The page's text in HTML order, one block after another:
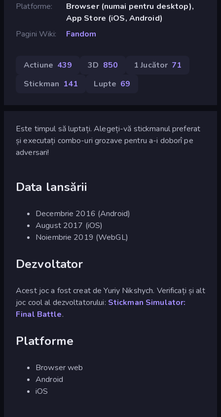
Platforme
Browser (numai pentru desktop),
App Store (iOS, Android)
Pagini Wiki
Fandom
Actiune 439 3D 850 1 Jucător 71
Stickman 141 Lupte 69
Este timpul să luptați. Alegeți-vă stickmanul preferat
și executați combo-uri grozave pentru a-i doborî pe
adversari!
Data lansării
Decembrie 2016 (Android)
August 2017 (iOS)
Noiembrie 2019 (WebGL)
Dezvoltator
Acest joc a fost creat de Yuriy Nikshych. Verificați și alt
joc cool al dezvoltatorului: Stickman Simulator:
Final Battle.
Platforme
Browser web
Android
iOS